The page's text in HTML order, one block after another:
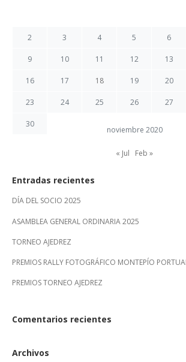
noviembre 2020
2 3 4 5 6
9 10 11 12 13
16 17 18 19 20
23 24 25 26 27
30
« Jul Feb »
Entradas recientes
DÍA DEL SOCIO 2025
ASAMBLEA GENERAL ORDINARIA 2025
TORNEO AJEDREZ
PREMIOS RALLY FOTOGRÁFICO MONTEPÍO
PREMIOS TORNEO AJEDREZ
Comentarios recientes
Archivos